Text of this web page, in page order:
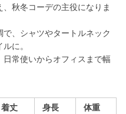
、秋冬コーデの主役になりま
、シャツやタートルネック
に。
常使いからオフィスまで幅
着丈
身長
体重